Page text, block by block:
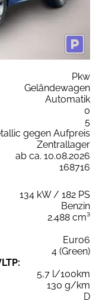
Pkw
Geländewagen
Automatik
0
5
gegen Aufpreis
Zentrallager
ab ca. 10.08.2026
168716
134 kW / 182 PS
Benzin
2.488 cm³
Euro6
4 (Green)
5,7 l/100km
130 g/km
D